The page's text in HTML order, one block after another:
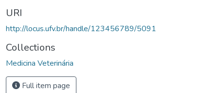
URI
http://locus.ufv.br/handle/123456789/5091
Collections
Medicina Veterinária
Full item page